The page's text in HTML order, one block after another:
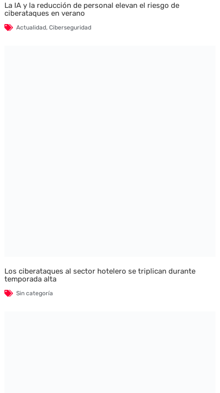
La IA y la reducción de personal elevan el riesgo de
ciberataques en verano
Actualidad, Ciberseguridad
Los ciberataques al sector hotelero se triplican durante
temporada alta
Sin categoría